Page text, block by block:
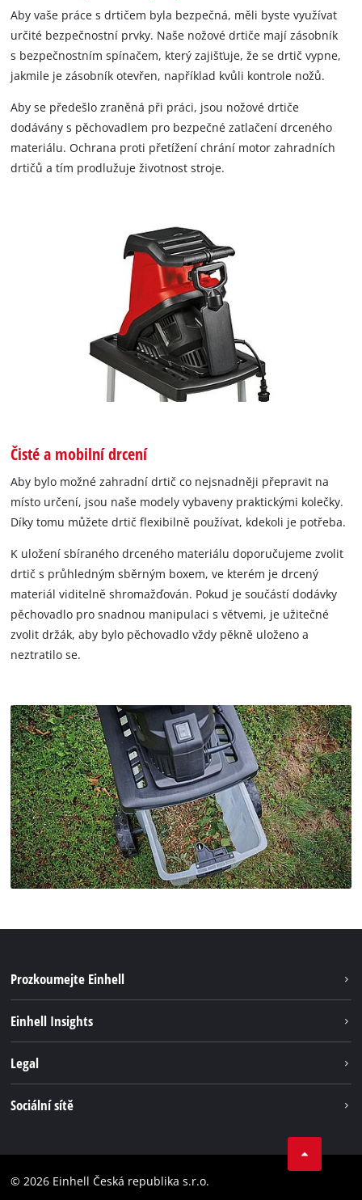
Aby vaše práce s drtičem byla bezpečná, měli byste využívat
určité bezpečnostní prvky. Naše nožové drtiče mají zásobník
s bezpečnostním spínačem, který zajišťuje, že se drtič vypne,
jakmile je zásobník otevřen, například kvůli kontrole nožů.
Aby se předešlo zraněná při práci, jsou nožové drtiče
dodávány s pěchovadlem pro bezpečné zatlačení drceného
materiálu. Ochrana proti přetížení chrání motor zahradních
drtičů a tím prodlužuje životnost stroje.
Čisté a mobilní drcení
Aby bylo možné zahradní drtič co nejsnadněji přepravit na
místo určení, jsou naše modely vybaveny praktickými kolečky.
Díky tomu můžete drtič flexibilně používat, kdekoli je potřeba.
K uložení sbíraného drceného materiálu doporučujeme zvolit
drtič s průhledným sběrným boxem, ve kterém je drcený
materiál viditelně shromažďován. Pokud je součástí dodávky
pěchovadlo pro snadnou manipulaci s větvemi, je užitečné
zvolit držák, aby bylo pěchovadlo vždy pěkně uloženo a
neztratilo se.
Prozkoumejte Einhell
Systém akumulátorů
Einhell Insights
Legal
Prohlášení o přístupnosti
Sociální sítě
Instagram
© 2026 Einhell Česká republika s.r.o.